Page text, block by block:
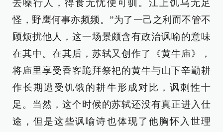
去噪行人，得食无忧便可驯。江上饥乌无足
怪，野鹰何事亦频频。”为了一己之利而不管不
顾烦扰他人，这一场景颇含有政治讽喻的意味
在其中。在其后，苏轼又创作了《黄牛庙》，
将庙里享受香客跪拜祭祀的黄牛与山下辛勤耕
作长期遭受饥饿的耕牛形成对比，讽刺性十
足。当然，这个时候的苏轼还没有真正进入仕
途，但是这些讽喻诗也体现了他胸怀入世理